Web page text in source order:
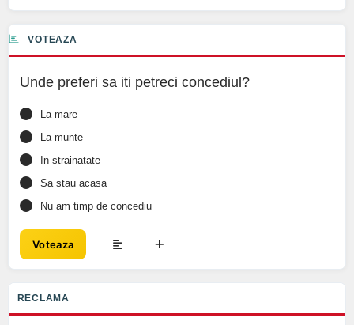
VOTEAZA
Unde preferi sa iti petreci concediul?
La mare
La munte
In strainatate
Sa stau acasa
Nu am timp de concediu
Voteaza
RECLAMA